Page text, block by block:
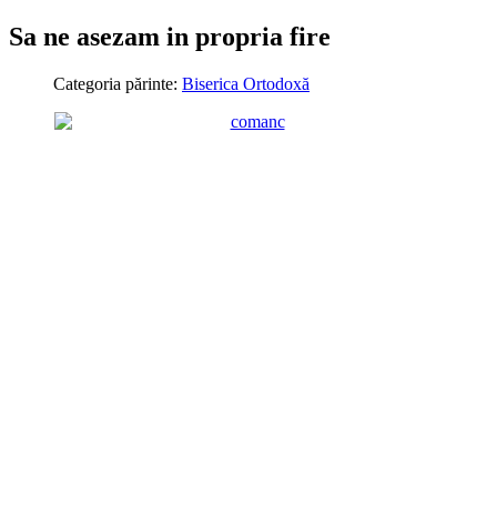
Sa ne asezam in propria fire
Categoria părinte: Biserica Ortodoxă